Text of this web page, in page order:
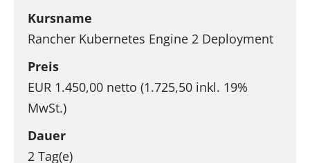
Kursname
Rancher Kubernetes Engine 2 Deployment
Preis
EUR 1.450,00 netto (1.725,50 inkl. 19%
MwSt.)
Dauer
2 Tag(e)